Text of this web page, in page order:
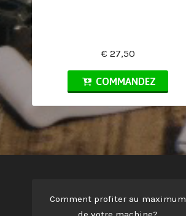
€ 27,50
COMMANDEZ
Comment profiter au maximum